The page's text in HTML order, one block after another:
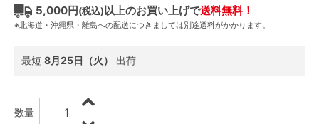
5,000円(税込)以上のお買い上げで送料無料！
※北海道・沖縄県・離島への配送につきましては別途送料がかかります。
最短 8月25日（火） 出荷
数量